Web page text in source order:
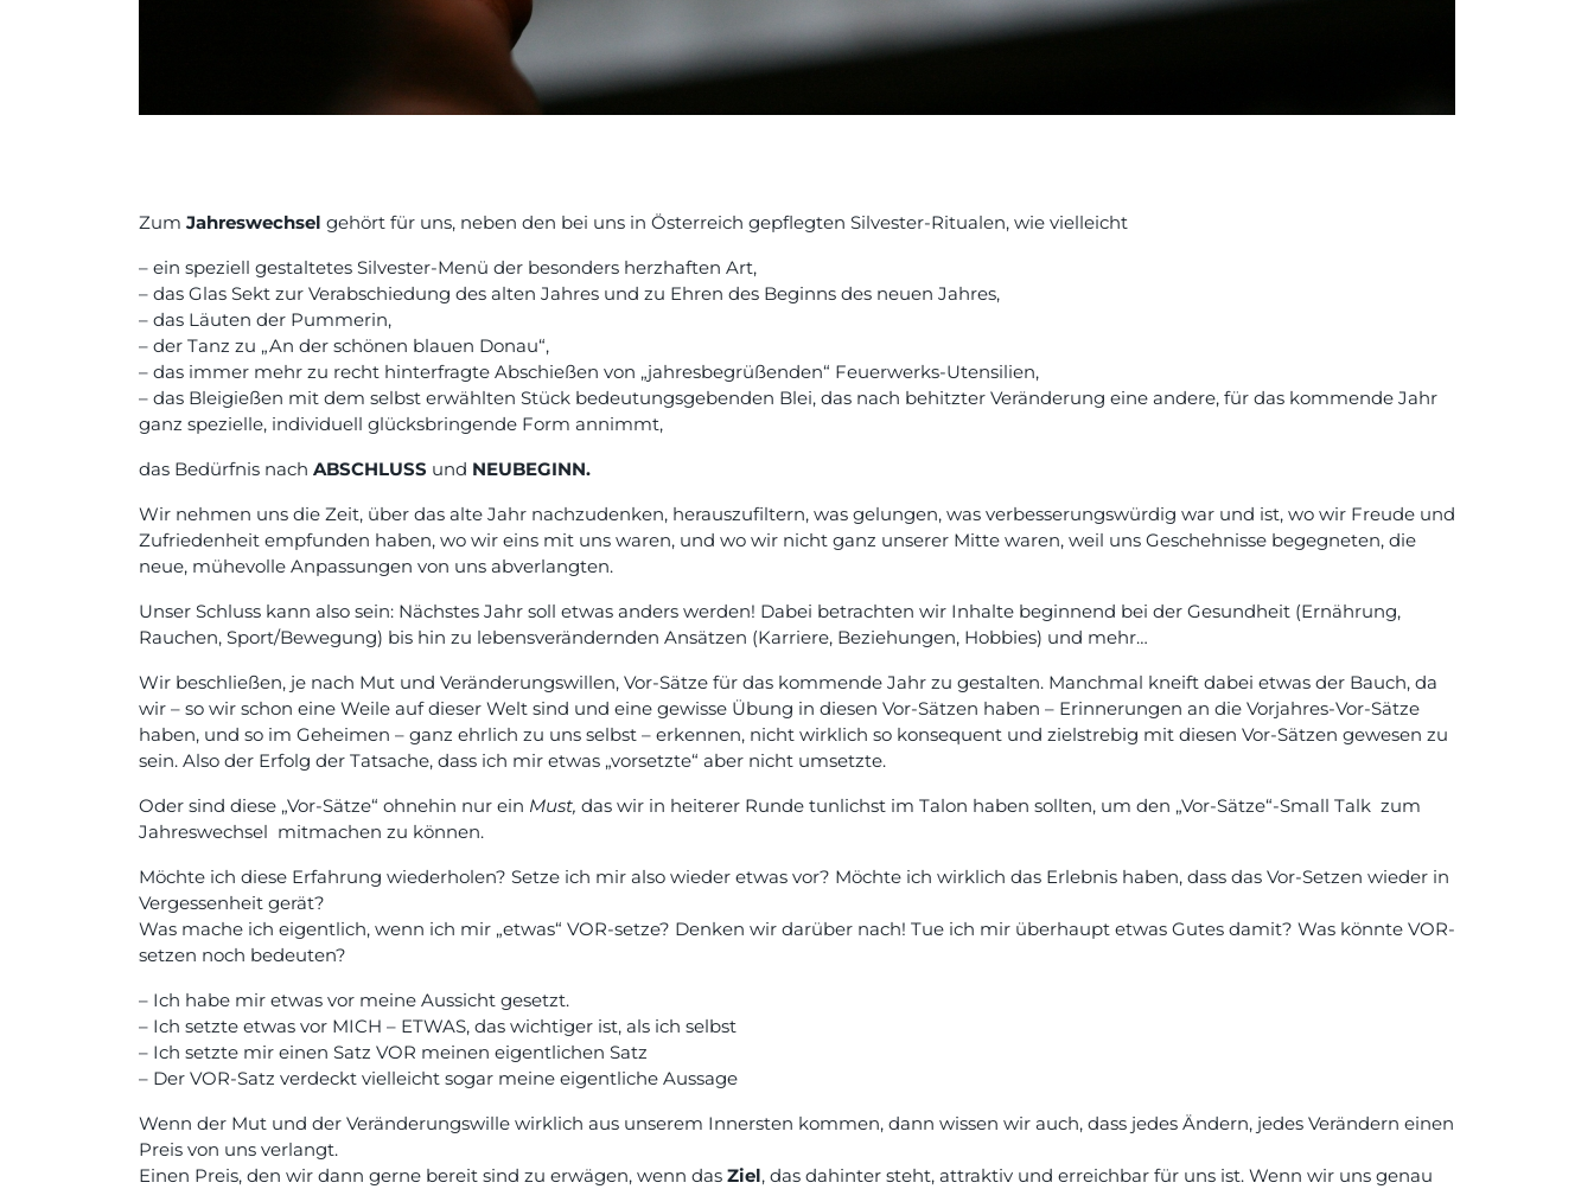
Zum Jahreswechsel gehört für uns, neben den bei uns in Österreich gepflegten Silvester-Ritualen, wie vielleicht
– ein speziell gestaltetes Silvester-Menü der besonders herzhaften Art,
– das Glas Sekt zur Verabschiedung des alten Jahres und zu Ehren des Beginns des neuen Jahres,
– das Läuten der Pummerin,
– der Tanz zu „An der schönen blauen Donau“,
– das immer mehr zu recht hinterfragte Abschießen von „jahresbegrüßenden“ Feuerwerks-Utensilien,
– das Bleigießen mit dem selbst erwählten Stück bedeutungsgebenden Blei, das nach behitzter Veränderung eine andere, für das kommende Jahr
ganz spezielle, individuell glücksbringende Form annimmt,
das Bedürfnis nach ABSCHLUSS und NEUBEGINN.
Wir nehmen uns die Zeit, über das alte Jahr nachzudenken, herauszufiltern, was gelungen, was verbesserungswürdig war und ist, wo wir Freude und
Zufriedenheit empfunden haben, wo wir eins mit uns waren, und wo wir nicht ganz unserer Mitte waren, weil uns Geschehnisse begegneten, die
neue, mühevolle Anpassungen von uns abverlangten.
Unser Schluss kann also sein: Nächstes Jahr soll etwas anders werden! Dabei betrachten wir Inhalte beginnend bei der Gesundheit (Ernährung,
Rauchen, Sport/Bewegung) bis hin zu lebensverändernden Ansätzen (Karriere, Beziehungen, Hobbies) und mehr…
Wir beschließen, je nach Mut und Veränderungswillen, Vor-Sätze für das kommende Jahr zu gestalten. Manchmal kneift dabei etwas der Bauch, da
wir – so wir schon eine Weile auf dieser Welt sind und eine gewisse Übung in diesen Vor-Sätzen haben – Erinnerungen an die Vorjahres-Vor-Sätze
haben, und so im Geheimen – ganz ehrlich zu uns selbst – erkennen, nicht wirklich so konsequent und zielstrebig mit diesen Vor-Sätzen gewesen zu
sein. Also der Erfolg der Tatsache, dass ich mir etwas „vorsetzte“ aber nicht umsetzte.
Oder sind diese „Vor-Sätze“ ohnehin nur ein Must, das wir in heiterer Runde tunlichst im Talon haben sollten, um den „Vor-Sätze“-Small Talk zum
Jahreswechsel mitmachen zu können.
Möchte ich diese Erfahrung wiederholen? Setze ich mir also wieder etwas vor? Möchte ich wirklich das Erlebnis haben, dass das Vor-Setzen wieder in
Vergessenheit gerät?
Was mache ich eigentlich, wenn ich mir „etwas“ VOR-setze? Denken wir darüber nach! Tue ich mir überhaupt etwas Gutes damit? Was könnte VOR-
setzen noch bedeuten?
– Ich habe mir etwas vor meine Aussicht gesetzt.
– Ich setzte etwas vor MICH – ETWAS, das wichtiger ist, als ich selbst
– Ich setzte mir einen Satz VOR meinen eigentlichen Satz
– Der VOR-Satz verdeckt vielleicht sogar meine eigentliche Aussage
Wenn der Mut und der Veränderungswille wirklich aus unserem Innersten kommen, dann wissen wir auch, dass jedes Ändern, jedes Verändern einen
Preis von uns verlangt.
Einen Preis, den wir dann gerne bereit sind zu erwägen, wenn das Ziel, das dahinter steht, attraktiv und erreichbar für uns ist. Wenn wir uns genau